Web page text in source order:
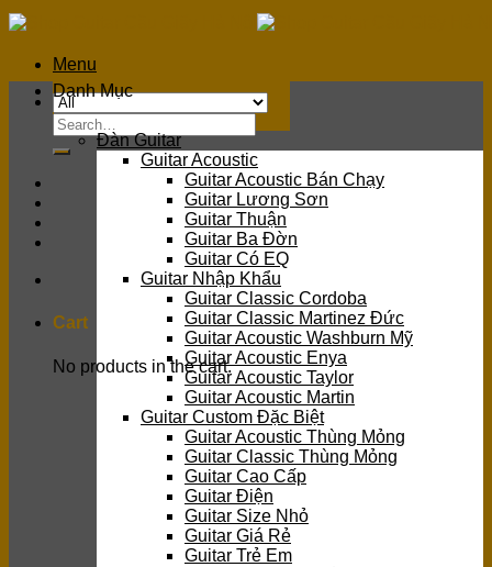
Skip
to
contentMenu
Search
for:
Cart
No products in the cart.
Danh Mục
Đàn Guitar
Guitar Acoustic
Guitar Acoustic Bán Chạy
Guitar Lương Sơn
Guitar Thuận
Guitar Ba Đờn
Guitar Có EQ
Guitar Nhập Khẩu
Guitar Classic Cordoba
Guitar Classic Martinez Đức
Guitar Acoustic Washburn Mỹ
Guitar Acoustic Enya
Guitar Acoustic Taylor
Guitar Acoustic Martin
Guitar Custom Đặc Biệt
Guitar Acoustic Thùng Mỏng
Guitar Classic Thùng Mỏng
Guitar Cao Cấp
Guitar Điện
Guitar Size Nhỏ
Guitar Giá Rẻ
Guitar Trẻ Em